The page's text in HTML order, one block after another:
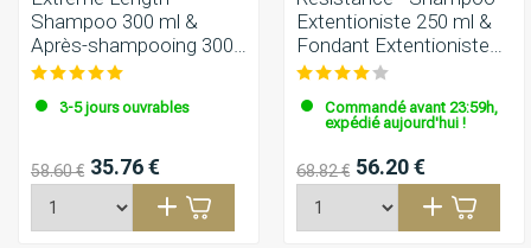
Shampoo 300 ml &
Après-shampooing 300
ml
3-5 jours ouvrables
58.60 € 35.76 €
Extentioniste 250 ml &
Fondant Extentioniste
200 ml
Commandé avant 23:59h,
expédié aujourd'hui !
68.82 € 56.20 €